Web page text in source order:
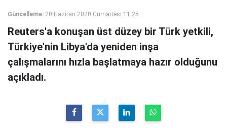
Güncelleme: 20 Haziran 2020 Cumartesi 11:25
Reuters'a konuşan üst düzey bir Türk yetkili,
Türkiye'nin Libya'da yeniden inşa
çalışmalarını hızla başlatmaya hazır olduğunu
açıkladı.